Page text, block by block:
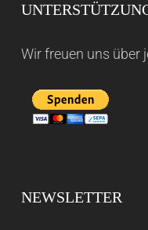
Wir freuen uns über
NEWSLETTER